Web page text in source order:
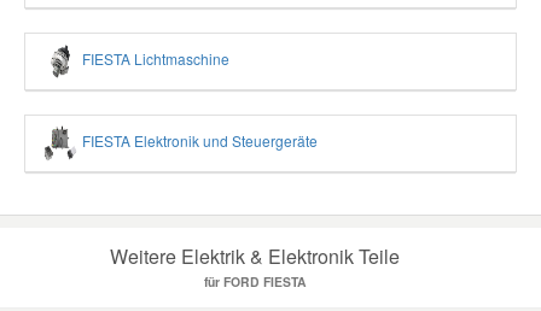
FIESTA Lichtmaschine
FIESTA Elektronik und Steuergeräte
Weitere Elektrik & Elektronik Teile
für FORD FIESTA